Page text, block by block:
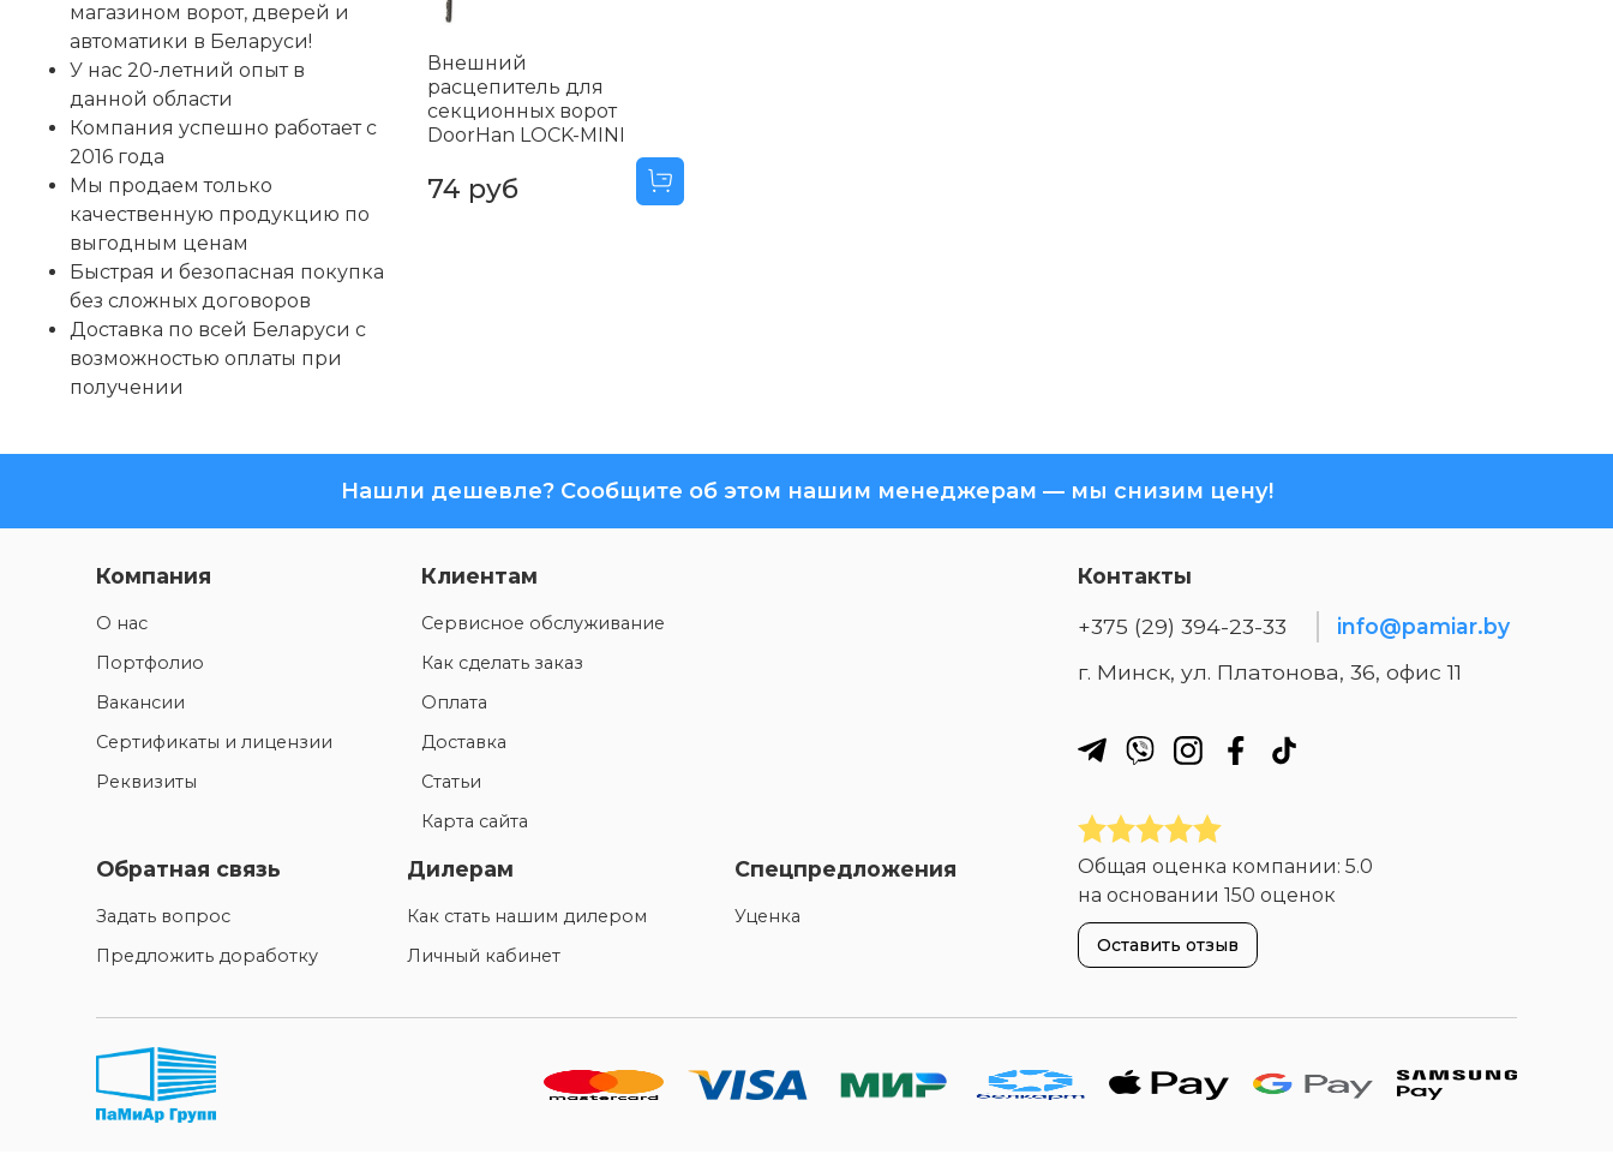
Внешний
расцепитель для
секционных ворот
DoorHan LOCK-MINI
74 руб
магазином ворот, дверей и
автоматики в Беларуси!
У нас 20-летний опыт в
данной области
Компания успешно работает с
2016 года
Мы продаем только
качественную продукцию по
выгодным ценам
Быстрая и безопасная покупка
без сложных договоров
Доставка по всей Беларуси с
возможностью оплаты при
получении
Нашли дешевле? Сообщите об этом нашим менеджерам — мы снизим цену!
Компания
О нас
Портфолио
Вакансии
Сертификаты и лицензии
Реквизиты
Клиентам
Сервисное обслуживание
Как сделать заказ
Оплата
Доставка
Статьи
Карта сайта
Обратная связь
Задать вопрос
Предложить доработку
Дилерам
Как стать нашим дилером
Личный кабинет
Спецпредложения
Уценка
Контакты
+375 (29) 394-23-33
info@pamiar.by
г. Минск, ул. Платонова, 36, офис 11
Общая оценка компании: 5.0
на основании 150 оценок
Оставить отзыв